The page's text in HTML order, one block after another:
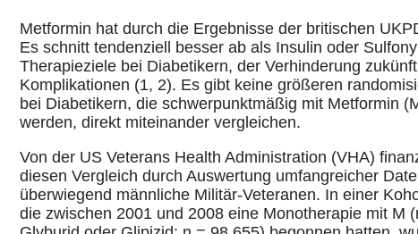
Metformin hat durch die Ergebnisse der britischen
Es schnitt tendenziell besser ab als Insulin oder
Therapieziele bei Diabetikern, der Verhinderung
Komplikationen (1, 2). Es gibt keine größeren
bei Diabetikern, die schwerpunktmäßig mit Metformin
werden, direkt miteinander vergleichen.
Von der US Veterans Health Administration (VHA)
diesen Vergleich durch Auswertung umfangreicher
überwiegend männliche Militär-Veteranen. In einer
die zwischen 2001 und 2008 eine Monotherapie mit M